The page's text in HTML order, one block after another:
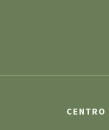
CENTRO